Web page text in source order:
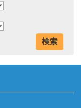
検索